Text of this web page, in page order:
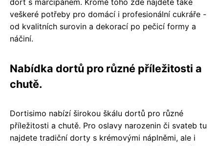
veškeré potřeby pro domácí i profesionální cukráře -
od kvalitních surovin a dekorací po pečicí formy a
náčiní.
Nabídka dortů pro různé příležitosti a
chutě.
Dortisimo nabízí širokou škálu dortů pro různé
příležitosti a chutě. Pro oslavy narozenin či svateb tu
najdete tradiční dorty s krémovými náplněmi, ale i